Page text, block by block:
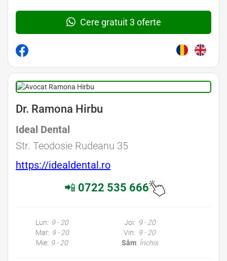
Cere gratuit 3 oferte
Dr. Ramona Hirbu
Ideal Dental
Str. Teodosie Rudeanu 35
https://idealdental.ro
📲 0722 535 666
Lun: 9 - 20
Mar: 9 - 20
Mie: 9 - 20
Joi: 9 - 20
Vin: 9 - 20
Sâm: Închis